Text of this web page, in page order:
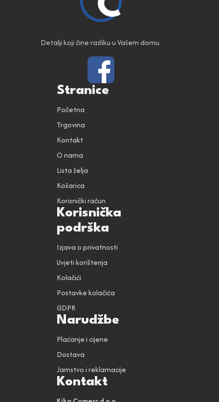
Detalji koji čine razliku u Vašem domu.
Stranice
Početna
Trgovina
Kontakt
O nama
Lista želja
Košarica
Korisnički račun
Korisnička
podrška
Izjava o privatnosti
Uvjeti korištenja
Kolačići
Postavke kolačića
GDPR
Narudžbe
Plaćanje i cijene
Dostava
Jamstvo i reklamacije
Kontakt